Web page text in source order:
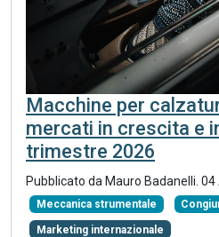
Macchine per
mercati in crescita e
trimestre 2026
Pubblicato da Mauro Badanelli 04
Meccanica strumentale
Marketing internazionale